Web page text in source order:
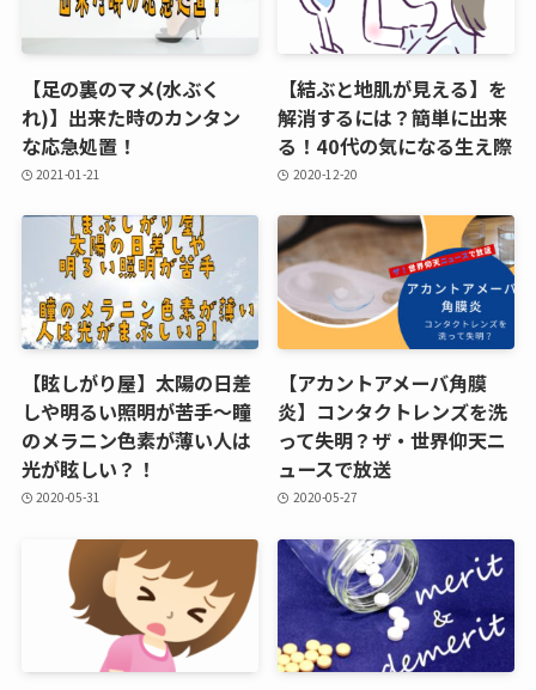
【足の裏のマメ(水ぶく
れ)】出来た時のカンタン
な応急処置！
2021-01-21
【結ぶと地肌が見える】を
解消するには？簡単に出来
る！40代の気になる生え際
2020-12-20
【眩しがり屋】太陽の日差
しや明るい照明が苦手～瞳
のメラニン色素が薄い人は
光が眩しい？！
2020-05-31
【アカントアメーバ角膜
炎】コンタクトレンズを洗
って失明？ザ・世界仰天ニ
ュースで放送
2020-05-27